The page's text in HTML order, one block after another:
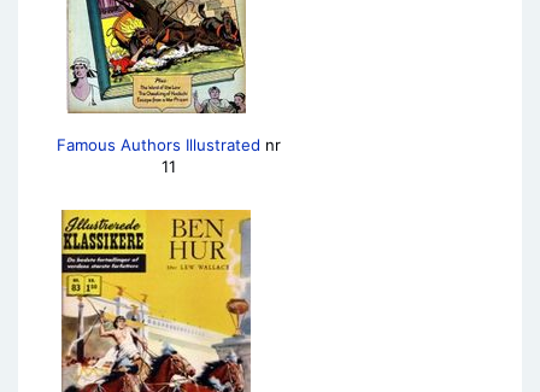
Famous Authors Illustrated nr
11